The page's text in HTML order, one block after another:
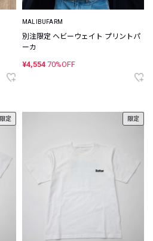
MALIBUFARM
別注限定 ヘビーウェイト プリントパ
ーカ
¥4,554 70%OFF
限定 限定